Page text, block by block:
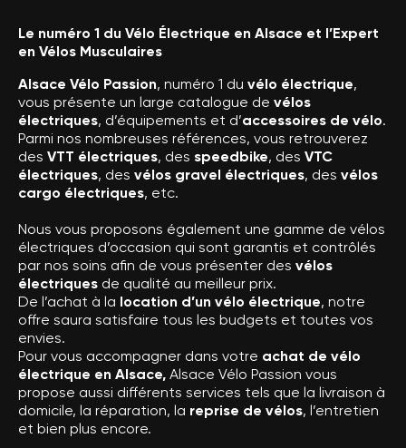
Le numéro 1 du Vélo Électrique en Alsace et l’Expert
en Vélos Musculaires
Alsace Vélo Passion, numéro 1 du vélo électrique,
vous présente un large catalogue de vélos
électriques, d’équipements et d’accessoires de vélo.
Parmi nos nombreuses références, vous retrouverez
des VTT électriques, des speedbike, des VTC
électriques, des vélos gravel électriques, des vélos
cargo électriques, etc.
Nous vous proposons également une gamme de vélos
électriques d’occasion qui sont garantis et contrôlés
par nos soins afin de vous présenter des vélos
électriques de qualité au meilleur prix.
De l’achat à la location d’un vélo électrique, notre
offre saura satisfaire tous les budgets et toutes vos
envies.
Pour vous accompagner dans votre achat de vélo
électrique en Alsace, Alsace Vélo Passion vous
propose aussi différents services tels que la livraison à
domicile, la réparation, la reprise de vélos, l’entretien
et bien plus encore.